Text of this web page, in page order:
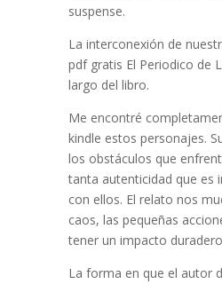
suspense.
La interconexión de
pdf gratis El Periodico de
largo del libro.
Me encontré
kindle estos personajes.
los obstáculos que
tanta autenticidad que es
con ellos. El relato nos
caos, las pequeñas
tener un impacto
La forma en que el autor